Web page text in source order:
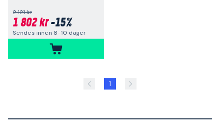
2 121 kr
1 802 kr-15%
Sendes innen 8-10 dager
1